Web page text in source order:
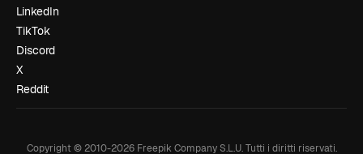
LinkedIn
TikTok
Discord
X
Reddit
Copyright © 2010-2026Freepik Company S.L.U. Tutti i diritti riservati.